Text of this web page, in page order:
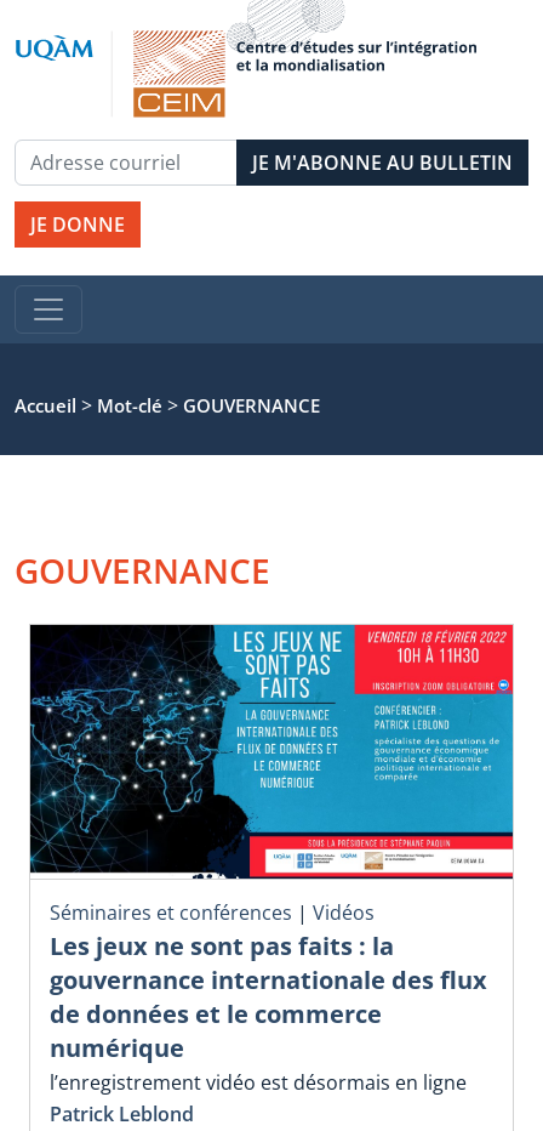
JE DONNE
Accueil > Mot-clé > GOUVERNANCE
GOUVERNANCE
Séminaires et conférences | Vidéos
Les jeux ne sont pas faits : la
gouvernance internationale des flux
de données et le commerce
numérique
l’enregistrement vidéo est désormais en ligne
Patrick Leblond